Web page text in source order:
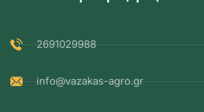
2691029988
info@vazakas-agro.gr